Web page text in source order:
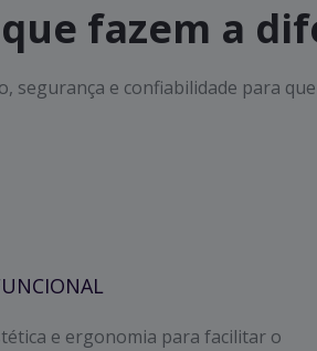
fazem a
segurança e confiabilidade para
e ergonomia para facilitar o